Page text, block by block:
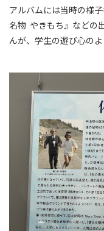
アルバムには当時の様
名物 やきもち』などの
んが、学生の遊び心の